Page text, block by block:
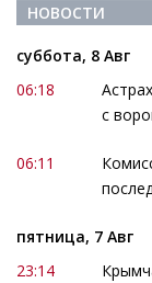
НОВОСТИ
суббота, 8 Авг
06:18
с
06:11
пятница, 7 Авг
23:14